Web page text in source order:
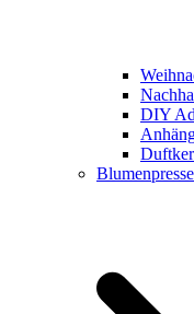
DIY
Blumenpresse